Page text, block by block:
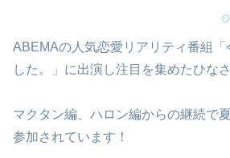
ABEMAの人気恋愛リアリティ番組「
した。」に出演し注目を集めたひなさ
マクタン編、ハロン編からの継続で
参加されています！